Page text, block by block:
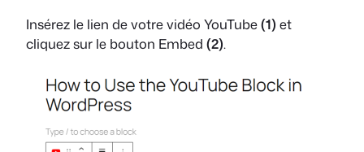
Insérez le lien de votre vidéo YouTube(1) et
cliquez sur le bouton Embed (2).